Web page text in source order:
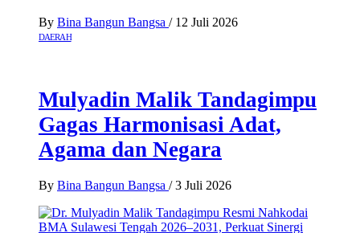
By Bina Bangun Bangsa / 12 Juli 2026
DAERAH
Mulyadin Malik Tandagimpu
Gagas Harmonisasi Adat,
Agama dan Negara
By Bina Bangun Bangsa / 3 Juli 2026